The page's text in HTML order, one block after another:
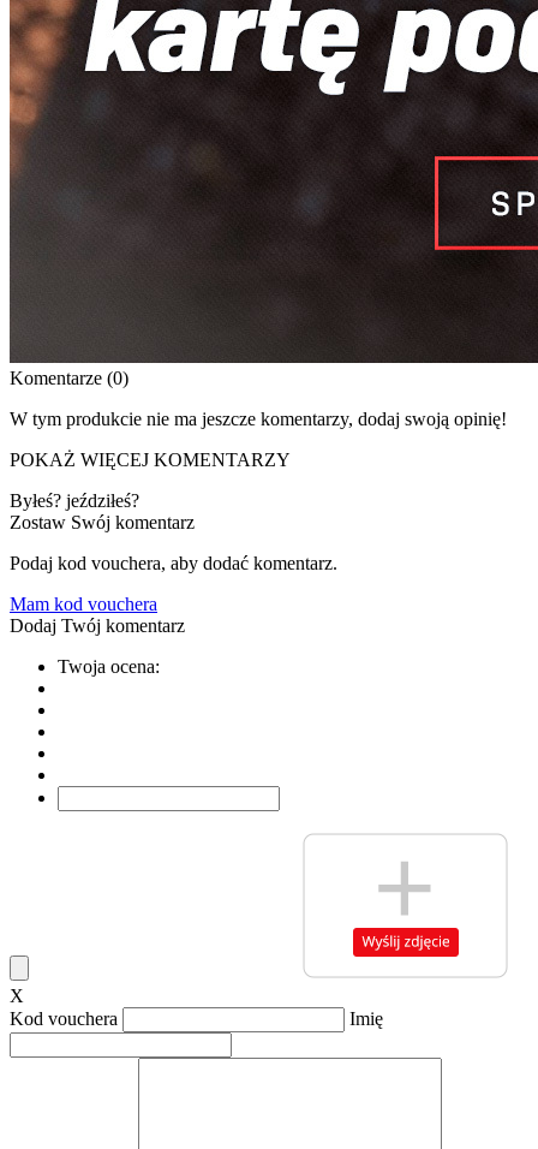
Komentarze (0)
W tym produkcie nie ma jeszcze komentarzy, dodaj swoją opinię!
POKAŻ WIĘCEJ KOMENTARZY
Byłeś? jeździłeś?
Zostaw Swój komentarz
Podaj kod vouchera, aby dodać komentarz.
Mam kod vouchera
Dodaj Twój komentarz
Twoja ocena:
X
Kod vouchera
Imię